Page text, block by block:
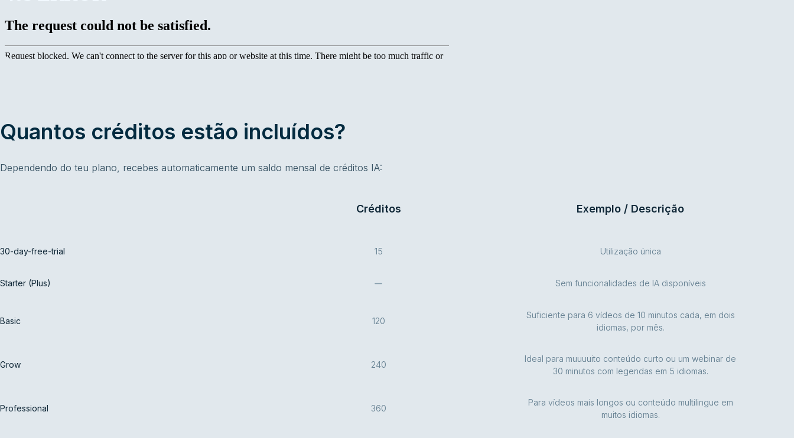
Quantos créditos estão incluídos?
Dependendo do teu plano, recebes automaticamente um saldo mensal de créditos IA:
Créditos Exemplo / Descrição
30-day-free-trial 15 Utilização única
Starter (Plus) Sem funcionalidades de IA disponíveis
Basic 120
Suficiente para 6 vídeos de 10 minutos cada, em dois
idiomas, por mês.
Grow 240
Ideal para muuuuito conteúdo curto ou um webinar de
30 minutos com legendas em 5 idiomas.
Professional 360
Para vídeos mais longos ou conteúdo multilingue em
muitos idiomas.